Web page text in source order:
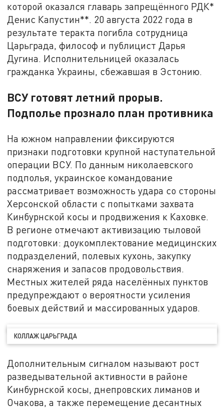
которой оказался главарь запрещённого РДК*
Денис Капустин**. 20 августа 2022 года в
результате теракта погибла сотрудница
Царьграда, философ и публицист Дарья
Дугина. Исполнительницей оказалась
гражданка Украины, сбежавшая в Эстонию.
ВСУ готовят летний прорыв.
Подполье прознало план противника
На южном направлении фиксируются
признаки подготовки крупной наступательной
операции ВСУ. По данным николаевского
подполья, украинское командование
рассматривает возможность удара со стороны
Херсонской области с попытками захвата
Кинбурнской косы и продвижения к Каховке.
В регионе отмечают активизацию тыловой
подготовки: доукомплектование медицинских
подразделений, полевых кухонь, закупку
снаряжения и запасов продовольствия.
Местных жителей ряда населённых пунктов
предупреждают о вероятности усиления
боевых действий и массированных ударов.
КОЛЛАЖ ЦАРЬГРАДА
Дополнительным сигналом называют рост
разведывательной активности в районе
Кинбурнской косы, днепровских лиманов и
Очакова, а также перемещение десантных